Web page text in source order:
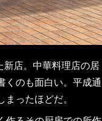
店。中華料理店の居
くのも面白い。平成通
ったほどだ。